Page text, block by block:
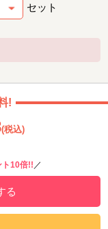
セット
!
(税込)
ト10倍!! ／
る